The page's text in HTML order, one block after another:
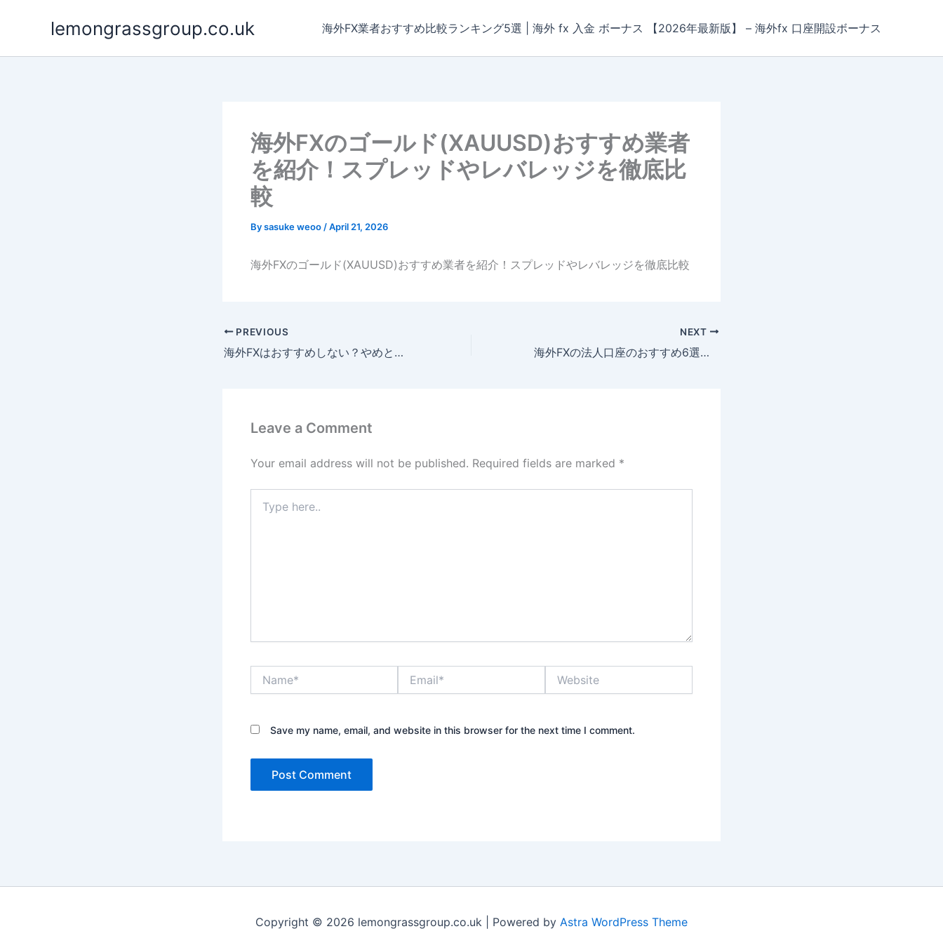
lemongrassgroup.co.uk 海外FX業者おすすめ比較ランキング5選 | 海外 fx 入金 ボーナス 【2026年最新版】 – 海外fx 口座開設ボーナス
海外FXのゴールド(XAUUSD)おすすめ業者
を紹介！スプレッドやレバレッジを徹底比
較
Bysasuke weoo /April 21, 2026
海外FXのゴールド(XAUUSD)おすすめ業者を紹介！スプレッドやレバレッジを徹底比較
PREVIOUS
海外FXはおすすめしない？やめとけと言われる理由から安全な業者の見分け方まで解説
NEXT
海外FXの法人口座のおすすめ6選！法人化するべきタイミングやメリット・デメリット、口座開設の手順を解説
Leave a Comment
Your email address will not be published. Required fields are marked *
here..
Save my name, email, and website in this browser for the next time I comment.
Copyright © 2026 lemongrassgroup.co.uk | Powered by Astra WordPress Theme